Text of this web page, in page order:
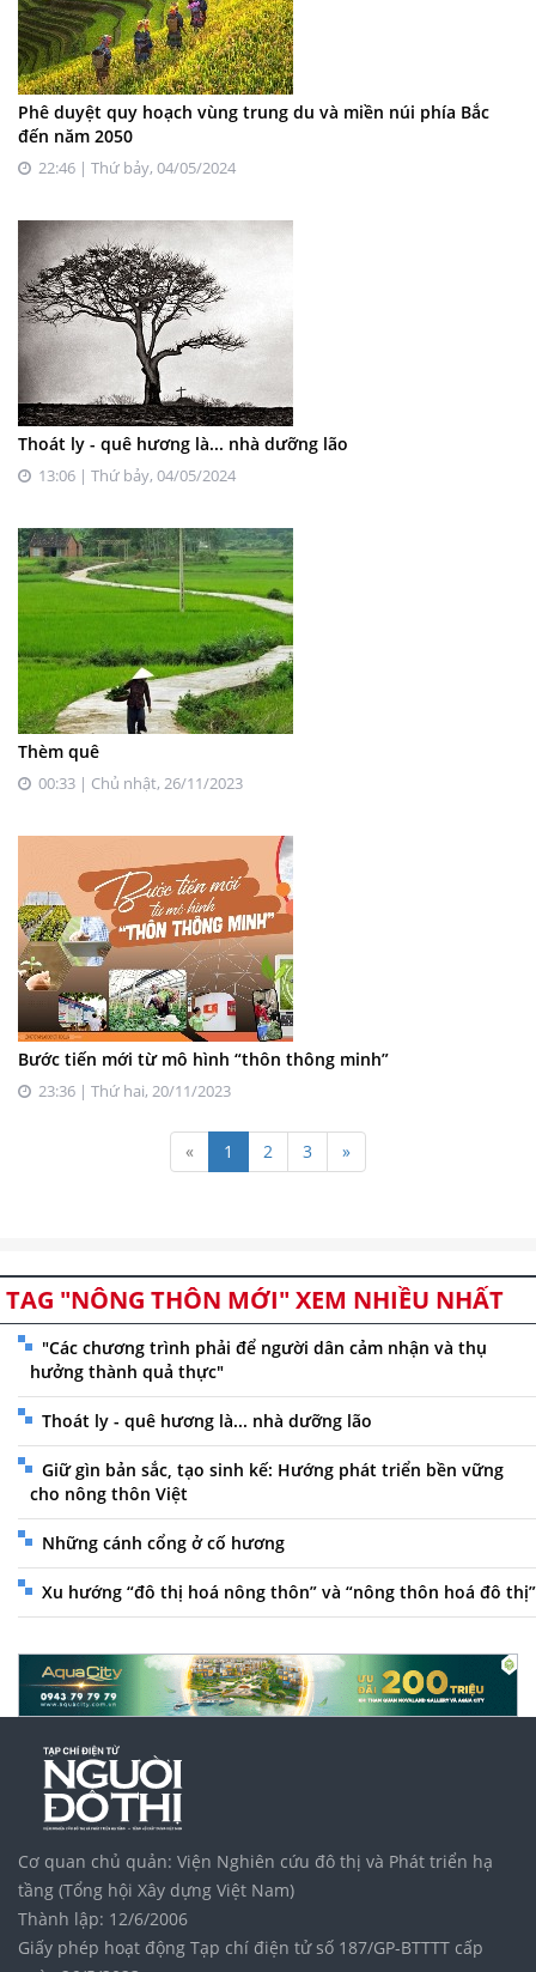
Phê duyệt quy hoạch vùng trung du và miền núi phía Bắc
đến năm 2050
22:46 | Thứ bảy, 04/05/2024
Thoát ly - quê hương là... nhà dưỡng lão
13:06 | Thứ bảy, 04/05/2024
Thèm quê
00:33 | Chủ nhật, 26/11/2023
Bước tiến mới từ mô hình “thôn thông minh”
23:36 | Thứ hai, 20/11/2023
« 1 2 3 »
TAG "NÔNG THÔN MỚI" XEM NHIỀU NHẤT
"Các chương trình phải để người dân cảm nhận và thụ
hưởng thành quả thực"
Thoát ly - quê hương là... nhà dưỡng lão
Giữ gìn bản sắc, tạo sinh kế: Hướng phát triển bền vững
cho nông thôn Việt
Những cánh cổng ở cố hương
Xu hướng “đô thị hoá nông thôn” và “nông thôn hoá đô thị”
Cơ quan chủ quản: Viện Nghiên cứu đô thị và Phát triển hạ
tầng (Tổng hội Xây dựng Việt Nam)
Thành lập: 12/6/2006
Giấy phép hoạt động Tạp chí điện tử số 187/GP-BTTTT cấp